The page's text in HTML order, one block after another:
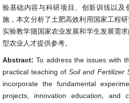
验基础内容与科研项目、创新训练以及
施，本文分析了土肥高效利用国家工程
实验教学随国家农业发展和学生发展需
型农业人才提供参考。
Abstract:To address the issues with
practical teaching ofSoil and Fertilizer
incorporate the fundamental
projects, innovation education, and